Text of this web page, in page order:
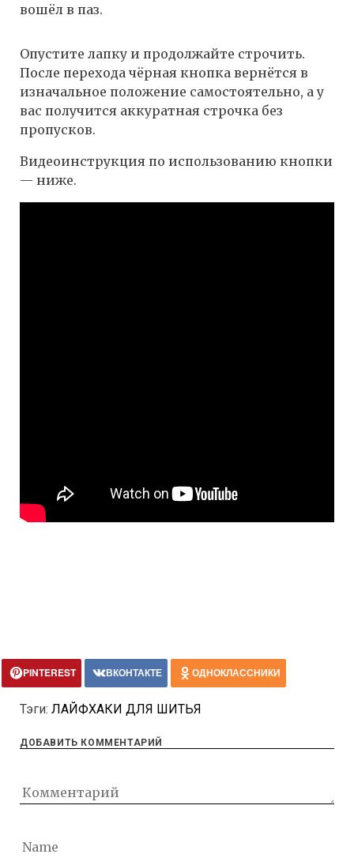
вошёл в паз.
Опустите лапку и продолжайте строчить.
После перехода чёрная кнопка вернётся в
изначальное положение самостоятельно, а у
вас получится аккуратная строчка без
пропусков.
Видеоинструкция по использованию кнопки
— ниже.
PINTEREST ВКОНТАКТЕ ОДНОКЛАССНИКИ
Тэги: ЛАЙФХАКИ ДЛЯ ШИТЬЯ
ДОБАВИТЬ КОММЕНТАРИЙ